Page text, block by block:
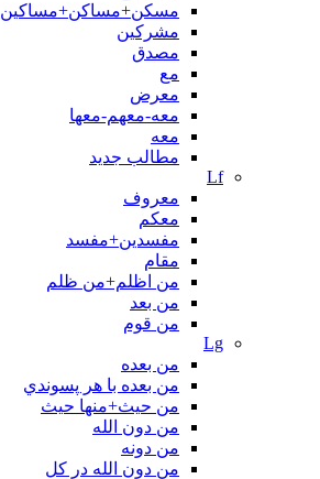
مسکن+مساکن+مساکین
مشرکین
مصدق
مع
معرض
معه-معهم-معها
معه
مطالب جدید
Lf
معروف
معکم
مفسدین+مفسد
مقام
من اظلم+من ظلم
من بعد
من قوم
Lg
من بعده
من بعده با هر پسوندي
من حیث+منها حیث
من دون الله
من دونه
من دون الله در کل